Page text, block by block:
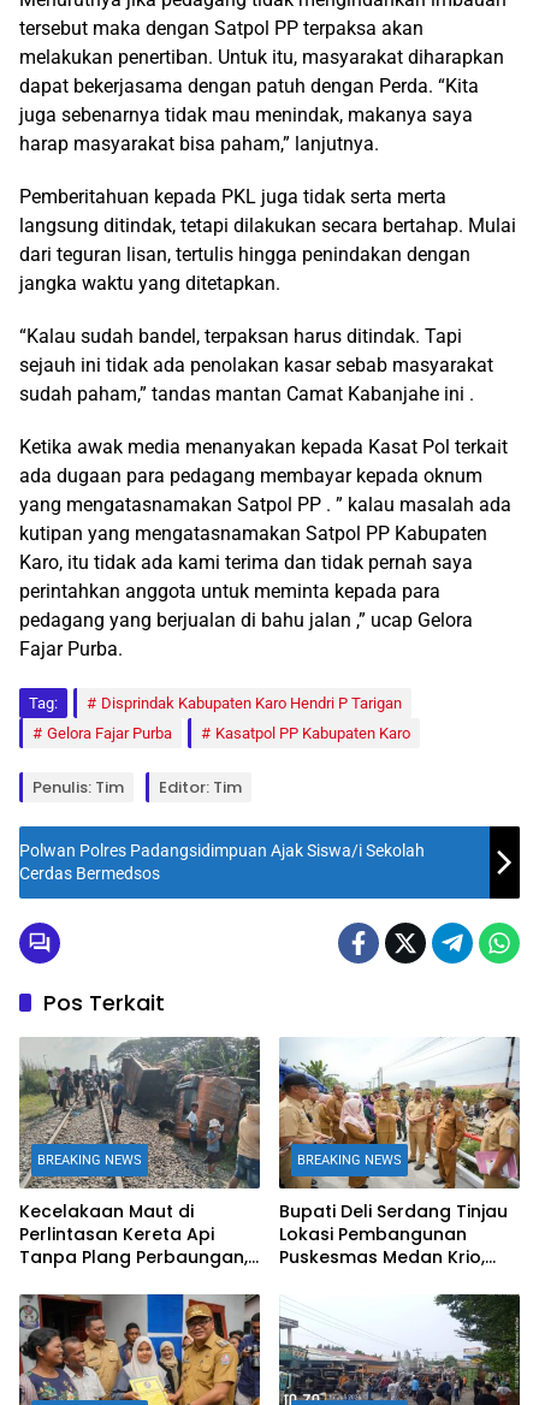
tersebut maka dengan Satpol PP terpaksa akan
melakukan penertiban. Untuk itu, masyarakat diharapkan
dapat bekerjasama dengan patuh dengan Perda. “Kita
juga sebenarnya tidak mau menindak, makanya saya
harap masyarakat bisa paham,” lanjutnya.
Pemberitahuan kepada PKL juga tidak serta merta
langsung ditindak, tetapi dilakukan secara bertahap. Mulai
dari teguran lisan, tertulis hingga penindakan dengan
jangka waktu yang ditetapkan.
“Kalau sudah bandel, terpaksan harus ditindak. Tapi
sejauh ini tidak ada penolakan kasar sebab masyarakat
sudah paham,” tandas mantan Camat Kabanjahe ini .
Ketika awak media menanyakan kepada Kasat Pol terkait
ada dugaan para pedagang membayar kepada oknum
yang mengatasnamakan Satpol PP . ” kalau masalah ada
kutipan yang mengatasnamakan Satpol PP Kabupaten
Karo, itu tidak ada kami terima dan tidak pernah saya
perintahkan anggota untuk meminta kepada para
pedagang yang berjualan di bahu jalan ,” ucap Gelora
Fajar Purba.
Tag:
Disprindak Kabupaten Karo Hendri P Tarigan
Gelora Fajar Purba
Kasatpol PP Kabupaten Karo
Penulis: Tim Editor: Tim
Polwan Polres Padangsidimpuan Ajak Siswa/i Sekolah
Cerdas Bermedsos
Pos Terkait
BREAKING NEWS
Kecelakaan Maut di
Perlintasan Kereta Api
Tanpa Plang Perbaungan,
Putri Deli, Satu Orang
Tewas
BREAKING NEWS
Bupati Deli Serdang Tinjau
Lokasi Pembangunan
Puskesmas Medan Krio,
Kesehatan Warga